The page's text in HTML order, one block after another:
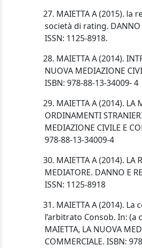
27. MAIETTA A (2015). la
società di rating. DANNO
ISSN: 1125-8918.
28. MAIETTA A (2014).
NUOVA MEDIAZIONE
ISBN: 978-88-13-34009- 4
29. MAIETTA A (2014). LA
ORDINAMENTI
MEDIAZIONE CIVILE E
978-88-13-34009-4
30. MAIETTA A (2014). LA
MEDIATORE. DANNO E
ISSN: 1125-8918
31. MAIETTA A (2014). La
l’arbitrato Consob. In: (a
MAIETTA, LA NUOVA
COMMERCIALE. ISBN: